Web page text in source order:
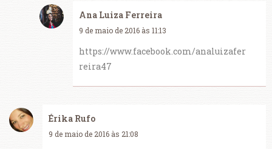
Ana Luiza Ferreira
9 de maio de 2016 às 11:13
https://www.facebook.com/analuizafer
reira47
Érika Rufo
9 de maio de 2016 às 21:08